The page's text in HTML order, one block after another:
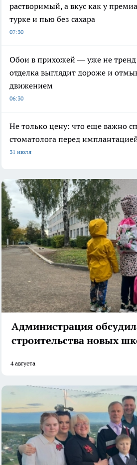
растворимый, а вкус как у
турке и пью без сахара
07:30
Обои в прихожей — уже не
отделка выглядит дороже и
движением
06:30
Не только цену: что еще важно
стоматолога перед
31 июля
Администрация
строительства новых
4 августа